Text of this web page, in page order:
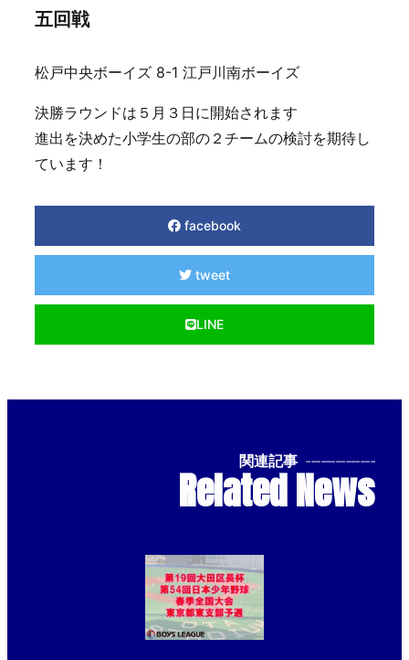
五回戦
松戸中央ボーイズ 8-1 江戸川南ボーイズ
決勝ラウンドは５月３日に開始されます
進出を決めた小学生の部の２チームの検討を期待し
ています！
facebook
tweet
LINE
関連記事 --------------
Related News